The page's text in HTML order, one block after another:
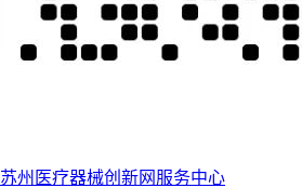
苏州医疗器械创新网服务中心